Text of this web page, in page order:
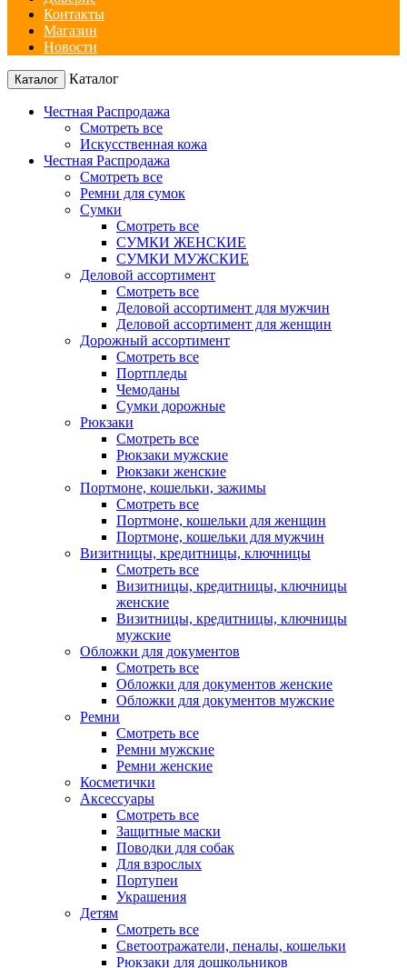
Контакты
Магазин
Новости
Каталог Каталог
Честная Распродажа
Смотреть все
Искусственная кожа
Честная Распродажа
Смотреть все
Ремни для сумок
Сумки
Смотреть все
СУМКИ ЖЕНСКИЕ
СУМКИ МУЖСКИЕ
Деловой ассортимент
Смотреть все
Деловой ассортимент для мужчин
Деловой ассортимент для женщин
Дорожный ассортимент
Смотреть все
Портпледы
Чемоданы
Сумки дорожные
Рюкзаки
Смотреть все
Рюкзаки мужские
Рюкзаки женские
Портмоне, кошельки, зажимы
Смотреть все
Портмоне, кошельки для женщин
Портмоне, кошельки для мужчин
Визитницы, кредитницы, ключницы
Смотреть все
Визитницы, кредитницы, ключницы
женские
Визитницы, кредитницы, ключницы
мужские
Обложки для документов
Смотреть все
Обложки для документов женские
Обложки для документов мужские
Ремни
Смотреть все
Ремни мужские
Ремни женские
Косметички
Аксессуары
Смотреть все
Защитные маски
Поводки для собак
Для взрослых
Портупеи
Украшения
Детям
Смотреть все
Светоотражатели, пеналы, кошельки
Рюкзаки для дошкольников